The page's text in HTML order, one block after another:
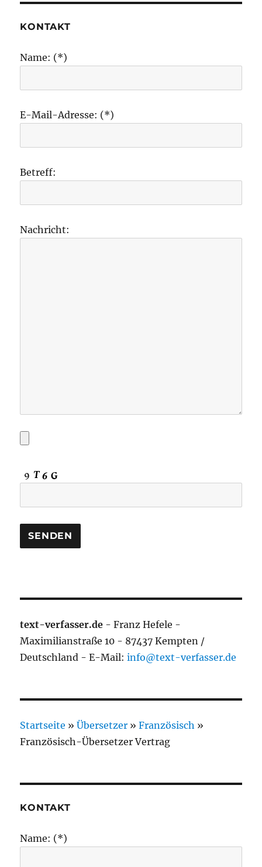
KONTAKT
Name: (*)
E-Mail-Adresse: (*)
Betreff:
Nachricht:
text-verfasser.de - Franz Hefele -
Maximilianstraße 10 - 87437 Kempten /
Deutschland - E-Mail:info@text-verfasser.de
Startseite »Übersetzer »Französisch »
Französisch-Übersetzer Vertrag
KONTAKT
Name: (*)